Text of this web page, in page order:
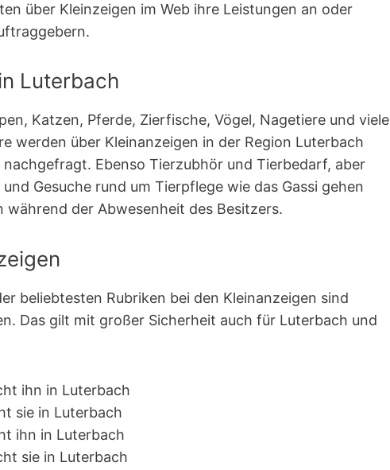
über Kleinzeigen im Web ihre Leistungen an oder
Luterbach
Katzen, Pferde, Zierfische, Vögel, Nagetiere und viele
werden über Kleinanzeigen in der Region Luterbach
Ebenso Tierzubhör und Tierbedarf, aber
Gesuche rund um Tierpflege wie das Gassi gehen
während der Abwesenheit des Besitzers.
beliebtesten Rubriken bei den Kleinanzeigen sind
Das gilt mit großer Sicherheit auch für Luterbach und
ihn in Luterbach
sie in Luterbach
ihn in Luterbach
sie in Luterbach